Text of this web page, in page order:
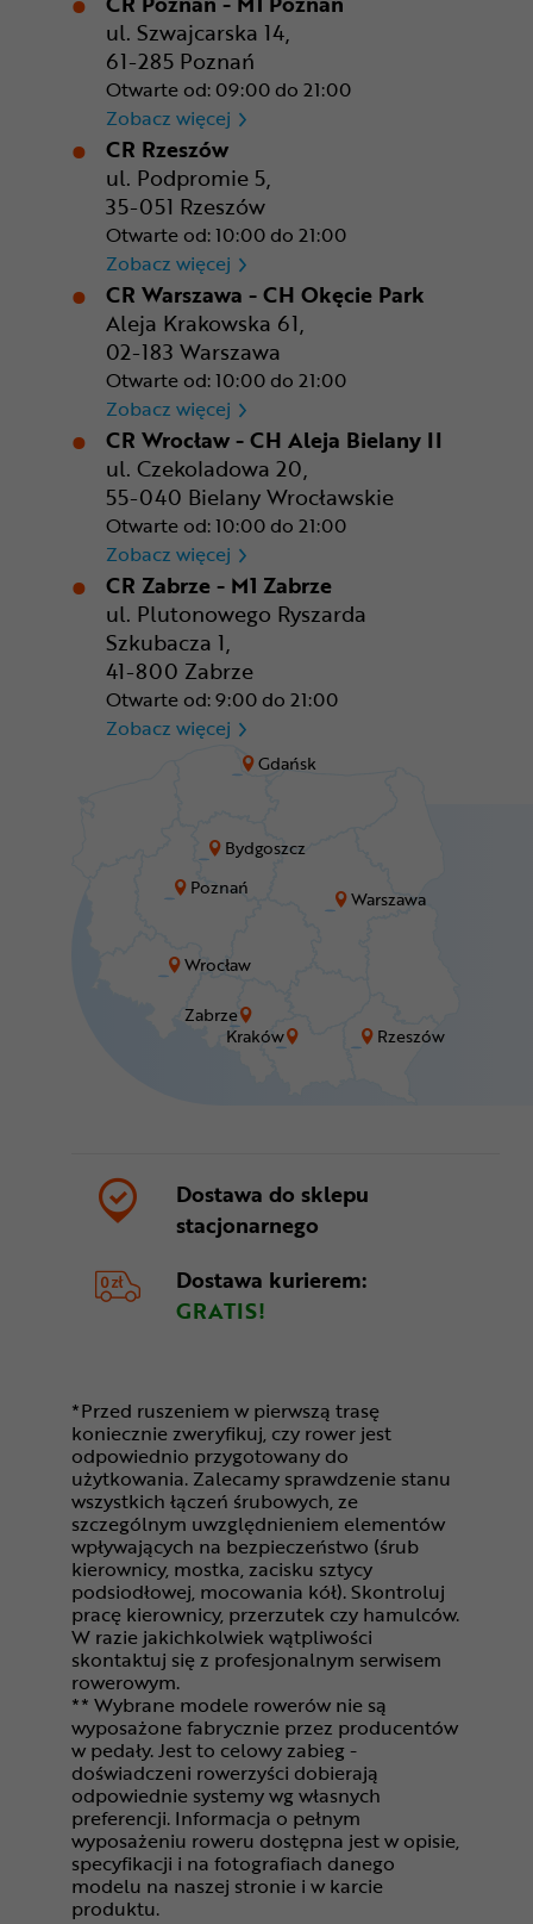
Bydgoszcz
Gdańsk
Kraków
Poznań
Rzeszów
Warszawa
Wrocław
Zabrze
ul. Szwajcarska 14,
61-285 Poznań
Otwarte od: 09:00 do 21:00
Zobacz więcej CR Poznań - M1 Poznań
CR Rzeszów
ul. Podpromie 5,
35-051 Rzeszów
Otwarte od: 10:00 do 21:00
Zobacz więcej CR Rzeszów
CR Warszawa - CH Okęcie Park
Aleja Krakowska 61,
02-183 Warszawa
Otwarte od: 10:00 do 21:00
Zobacz więcej CR Warszawa - CH Okęcie
CR Wrocław - CH Aleja Bielany II
ul. Czekoladowa 20,
55-040 Bielany Wrocławskie
Otwarte od: 10:00 do 21:00
Zobacz więcej CR Wrocław - CH Aleja
CR Zabrze - M1 Zabrze
ul. Plutonowego Ryszarda
Szkubacza 1,
41-800 Zabrze
Otwarte od: 9:00 do 21:00
Zobacz więcej CR Zabrze - M1 Zabrze
Dostawa do sklepu
stacjonarnego
Dostawa kurierem:
GRATIS!
*Przed ruszeniem w pierwszą trasę
koniecznie zweryfikuj, czy rower jest
odpowiednio przygotowany do
użytkowania. Zalecamy sprawdzenie stanu
wszystkich łączeń śrubowych, ze
szczególnym uwzględnieniem elementów
wpływających na bezpieczeństwo (śrub
kierownicy, mostka, zacisku sztycy
podsiodłowej, mocowania kół). Skontroluj
pracę kierownicy, przerzutek czy hamulców.
W razie jakichkolwiek wątpliwości
skontaktuj się z profesjonalnym serwisem
rowerowym.
** Wybrane modele rowerów nie są
wyposażone fabrycznie przez producentów
w pedały. Jest to celowy zabieg -
doświadczeni rowerzyści dobierają
odpowiednie systemy wg własnych
preferencji. Informacja o pełnym
wyposażeniu roweru dostępna jest w opisie,
specyfikacji i na fotografiach danego
modelu na naszej stronie i w karcie
produktu.